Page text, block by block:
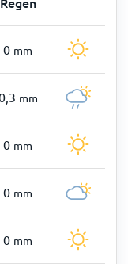
0 mm
mm
0 mm
0 mm
0 mm